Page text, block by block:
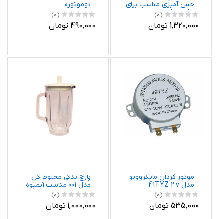
حس آمیزی مناسب برای
غذاساز فیلیپس
(0)
1,320,000 تومان
دوموتوره
(0)
490,000 تومان
موتور گردان مایکروویو
مدل 49TYZ 21v
(0)
535,000 تومان
پارچ یدکی مخلوط کن
مدل 001 مناسب آبمیوه
گیری پاناسونیک و
ناسیونال
(0)
1,000,000 تومان